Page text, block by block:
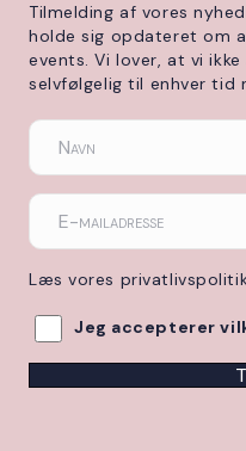
Tilmelding af vores
holde sig opdateret om
events. Vi lover, at vi
selvfølgelig til enhver tid
Læs vores
Jeg accepterer